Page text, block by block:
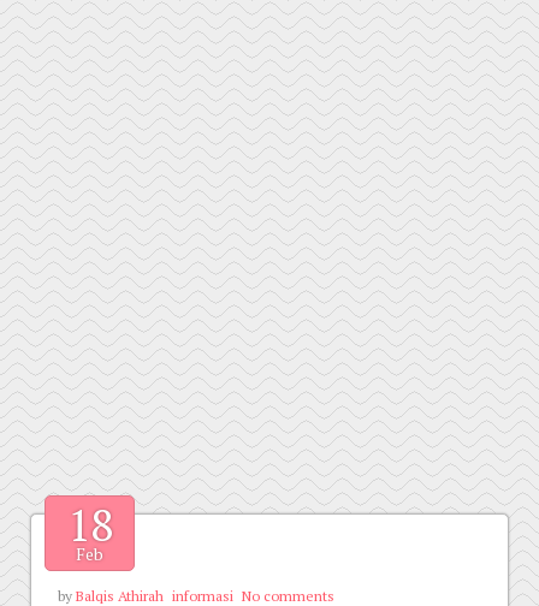
18
Feb
by Balqis Athirah informasi No comments